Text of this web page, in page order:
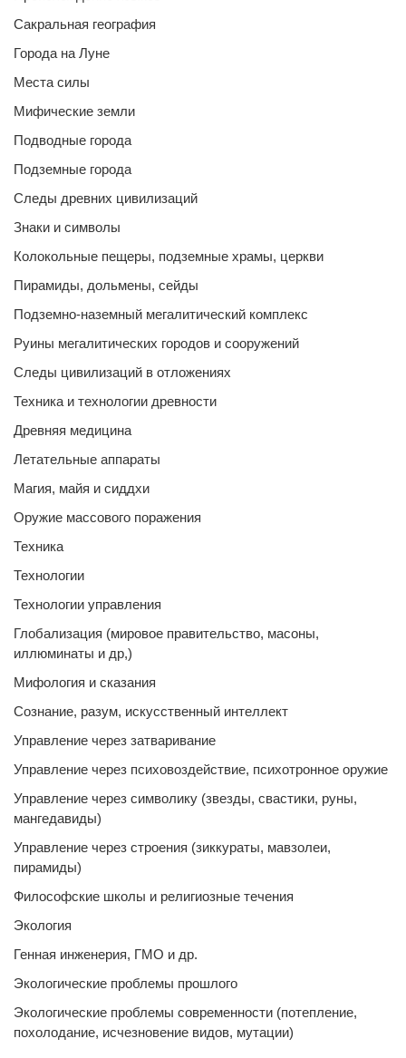
Сакральная география
Города на Луне
Места силы
Мифические земли
Подводные города
Подземные города
Следы древних цивилизаций
Знаки и символы
Колокольные пещеры, подземные храмы, церкви
Пирамиды, дольмены, сейды
Подземно-наземный мегалитический комплекс
Руины мегалитических городов и сооружений
Следы цивилизаций в отложениях
Техника и технологии древности
Древняя медицина
Летательные аппараты
Магия, майя и сиддхи
Оружие массового поражения
Техника
Технологии
Технологии управления
Глобализация (мировое правительство, масоны,
иллюминаты и др,)
Мифология и сказания
Сознание, разум, искусственный интеллект
Управление через затваривание
Управление через психовоздействие, психотронное оружие
Управление через символику (звезды, свастики, руны,
мангедавиды)
Управление через строения (зиккураты, мавзолеи,
пирамиды)
Философские школы и религиозные течения
Экология
Генная инженерия, ГМО и др.
Экологические проблемы прошлого
Экологические проблемы современности (потепление,
похолодание, исчезновение видов, мутации)